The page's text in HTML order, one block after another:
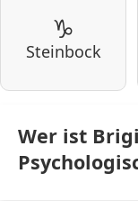
♑
Steinbock
Wer ist